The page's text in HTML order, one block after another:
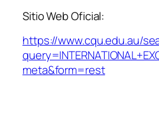
Sitio Web Oficial:
https://www.cqu.edu.au/
meta&form=rest